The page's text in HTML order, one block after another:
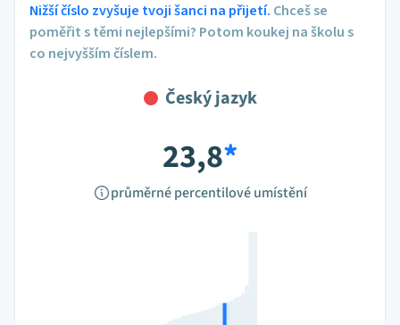
Nižší číslo zvyšuje tvoji šanci na přijetí. Chceš se
poměřit s těmi nejlepšími? Potom koukej na školu s
co nejvyšším číslem.
Český jazyk
23,8*
průměrné percentilové umístění